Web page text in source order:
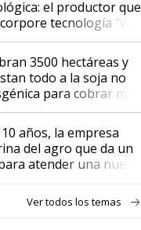
el productor que
tecnología "va a
el tren"
3500 hectáreas y
todo a la soja no
para cobrar más
compraron un
años, la empresa
del agro que da un
atender una nueva
Ver todos los temas